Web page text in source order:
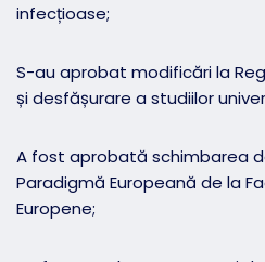
infecțioase;
S-au aprobat modificări la
și desfășurare a studiilor
A fost aprobată schimbarea
Paradigmă Europeană de la
Europene;